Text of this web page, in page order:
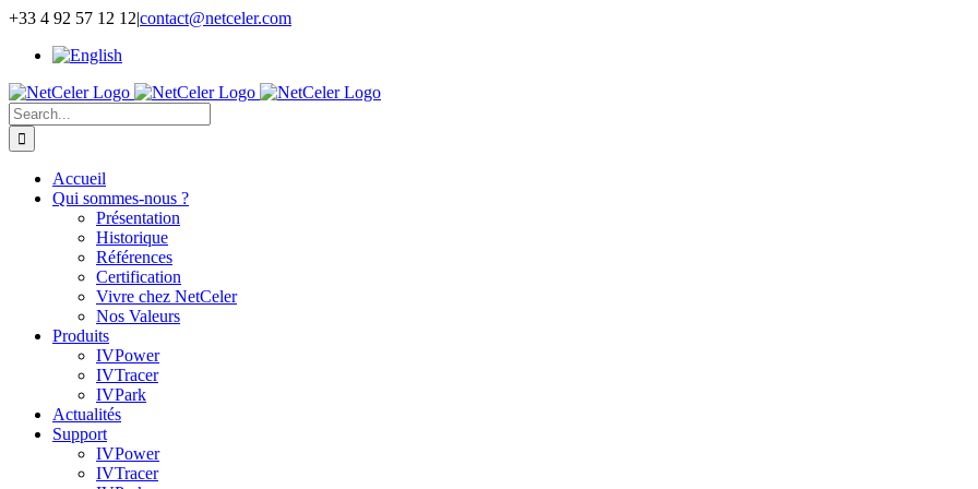
Skip
content
+33 4 92 57 12 12|contact@netceler.com
Search
for:
Accueil
Qui sommes-nous ?
Présentation
Historique
Références
Certification
Vivre chez NetCeler
Nos Valeurs
Produits
IVPower
IVTracer
IVPark
Actualités
Support
IVPower
IVTracer